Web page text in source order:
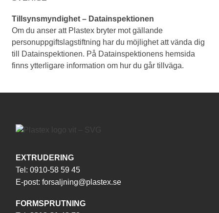
Tillsynsmyndighet – Datainspektionen
Om du anser att Plastex bryter mot gällande
personuppgiftslagstiftning har du möjlighet att vända dig
till Datainspektionen. På Datainspektionens hemsida
finns ytterligare information om hur du går tillväga.
EXTRUDERING
Tel: 0910-58 59 45
E-post: forsaljning@plastex.se
FORMSPRUTNING